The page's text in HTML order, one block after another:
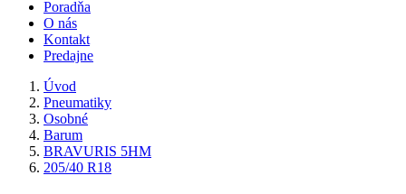
Poradňa
O nás
Kontakt
Predajne
Úvod
Pneumatiky
Osobné
Barum
BRAVURIS 5HM
205/40 R18